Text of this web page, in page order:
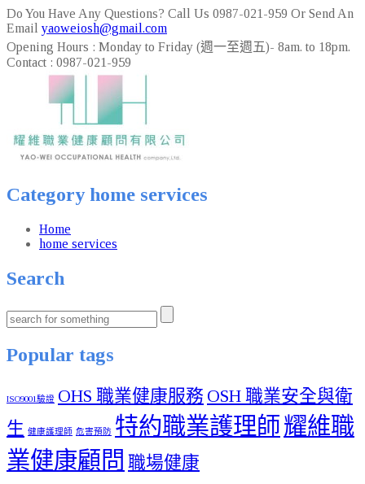
Do You Have Any Questions? Call Us 0987-021-959 Or Send An
Email yaoweiosh@gmail.com
Opening Hours : Monday to Friday (週一至週五)- 8am. to 18pm.
Contact : 0987-021-959
Category home services
Home
home services
Search
Popular tags
ISO9001驗證 OHS 職業健康服務 OSH 職業安全與衛
生 健康護理師 危害預防 特約職業護理師耀維職
業健康顧問 職場健康